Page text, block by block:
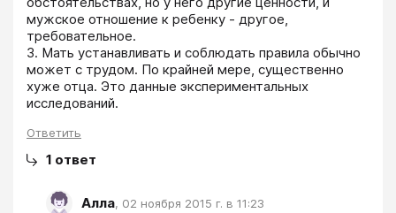
мужское отношение к ребенку - другое,
требовательное.
3. Мать устанавливать и соблюдать правила обычно
может с трудом. По крайней мере, существенно
хуже отца. Это данные экспериментальных
исследований.
Ответить
1 ответ
Алла, 02 ноября 2015 г. в 11:23